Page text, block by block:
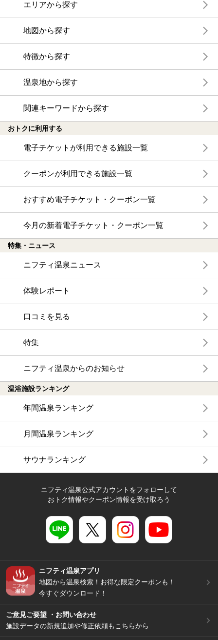
エリアから探す
地図から探す
特徴から探す
温泉地から探す
関連キーワードから探す
おトクに利用する
電子チケットが利用できる施設一覧
クーポンが利用できる施設一覧
おすすめ電子チケット・クーポン一覧
今月の新着電子チケット・クーポン一覧
特集・ニュース
ニフティ温泉ニュース
体験レポート
口コミを見る
特集
ニフティ温泉からのお知らせ
温浴施設ランキング
年間温泉ランキング
月間温泉ランキング
サウナランキング
ニフティ温泉公式アカウントをフォローして
おトク情報やクーポン情報を受け取ろう
ニフティ温泉アプリ
地図から温泉検索！お得な限定クーポンも！
今すぐダウンロード！
ご意見ご要望 ・お問い合わせ
施設データの新規追加や修正依頼もこちらから